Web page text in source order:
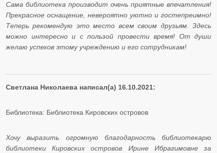
Сама библиотека производит очень приятные впечатления!
Прекрасное оснащение, невероятно уютно и гостепреимно!
Теперь рекомендую это место всем своим друзьям. Здесь
можно интересно и с пользой провести время! От души
желаю успехов этому учреждению и его сотрудникам!
Светлана Николаева написал(а) 16.10.2021:
Библиотека: Библиотека Кировских островов
Хочу выразить огромную благодарность библиотекарю
библиотеки Кировских островов Ирине Ибрагимовне за